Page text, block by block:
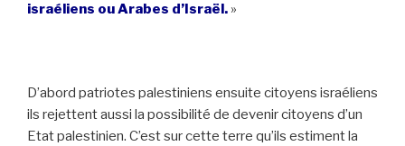
israéliens ou Arabes d’Israël. »
D’abord patriotes palestiniens ensuite citoyens israéliens
ils rejettent aussi la possibilité de devenir citoyens d’un
Etat palestinien. C’est sur cette terre qu’ils estiment la